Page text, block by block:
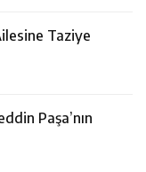
Taziye
Paşa’nın